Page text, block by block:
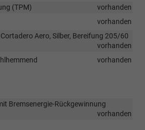
(TPM)
vorhanden
vorhanden
Aero, Silber, Bereifung 205/60
vorhanden
vorhanden
Bremsenergie-Rückgewinnung
vorhanden